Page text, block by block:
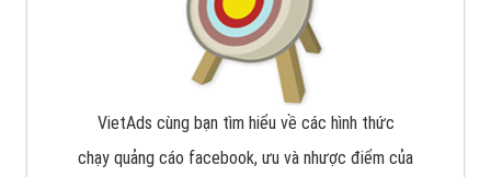
VietAds cùng bạn tìm hiểu về các hình thức
chạy quảng cáo facebook, ưu và nhược điểm của